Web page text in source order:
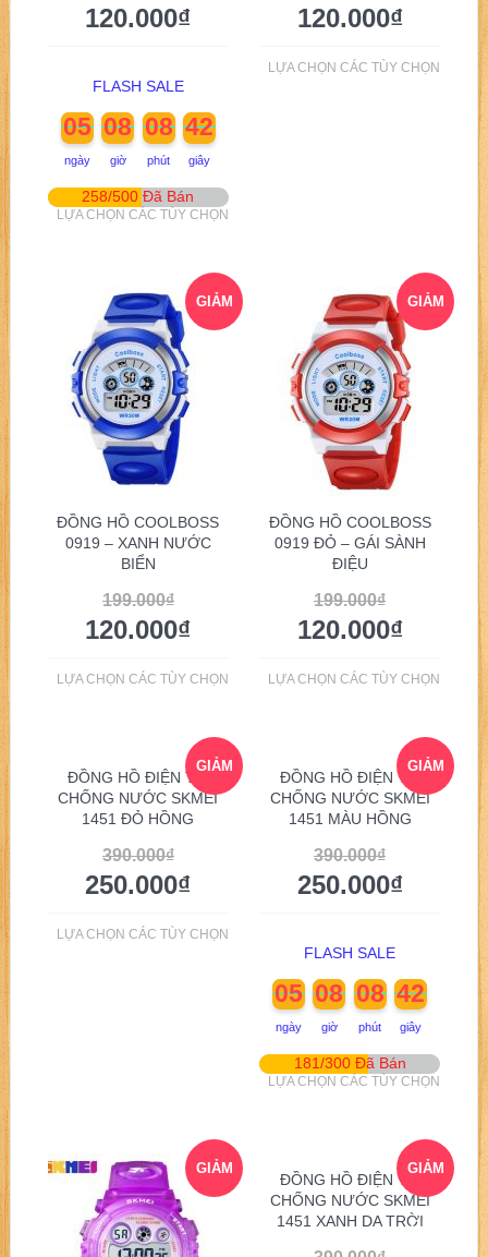
120.000₫
FLASH SALE
05
ngày
08
giờ
08
phút
41
giây
258/500 Đã Bán
LỰA CHỌN CÁC TÙY CHỌN
120.000₫
LỰA CHỌN CÁC TÙY CHỌN
GIẢM
ĐỒNG HỒ COOLBOSS
0919 – XANH NƯỚC
BIỂN
199.000₫
120.000₫
LỰA CHỌN CÁC TÙY CHỌN
GIẢM
ĐỒNG HỒ COOLBOSS
0919 ĐỎ – GÁI SÀNH
ĐIỆU
199.000₫
120.000₫
LỰA CHỌN CÁC TÙY CHỌN
GIẢM
ĐỒNG HỒ ĐIỆN TỬ
CHỐNG NƯỚC SKMEI
1451 ĐỎ HỒNG
390.000₫
250.000₫
LỰA CHỌN CÁC TÙY CHỌN
GIẢM
ĐỒNG HỒ ĐIỆN TỬ
CHỐNG NƯỚC SKMEI
1451 MÀU HỒNG
390.000₫
250.000₫
FLASH SALE
05
ngày
08
giờ
08
phút
41
giây
181/300 Đã Bán
LỰA CHỌN CÁC TÙY CHỌN
GIẢM GIẢM
GIÁ!
ĐỒNG HỒ ĐIỆN TỬ
CHỐNG NƯỚC SKMEI
1451 XANH DA TRỜI